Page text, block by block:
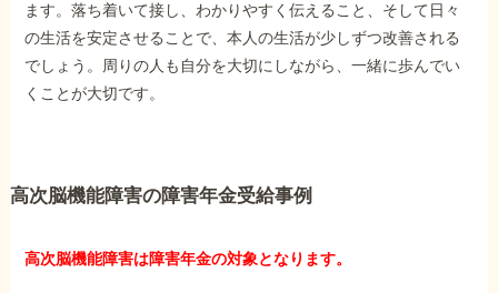
ます。落ち着いて接し、わかりやすく伝えること、そして日々
の生活を安定させることで、本人の生活が少しずつ改善される
でしょう。周りの人も自分を大切にしながら、一緒に歩んでい
くことが大切です。
高次脳機能障害の障害年金受給事例
高次脳機能障害は障害年金の対象となります。